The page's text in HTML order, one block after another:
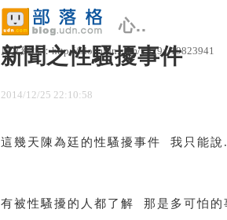
心..
原文網址：http://blog.udn.com/y329a/19823941
新聞之性騷擾事件
2014/ 12/25 22: 10: 58
這幾天陳為廷的性騷擾事件 我只能
有被性騷擾的人都了解 那是多可怕